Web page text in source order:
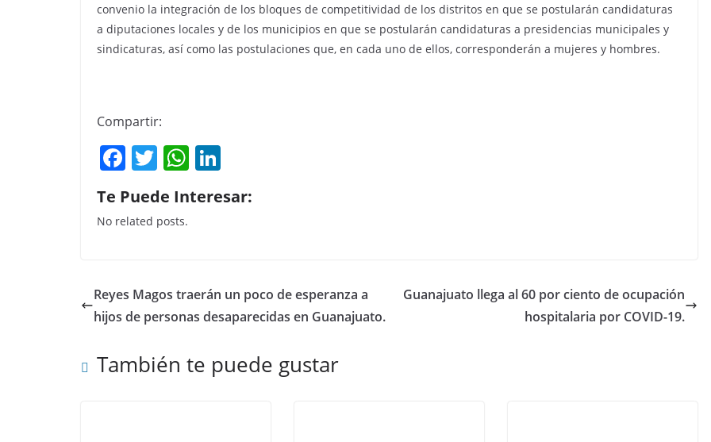
convenio la integración de los bloques de competitividad de los distritos en que se postularán candidaturas
a diputaciones locales y de los municipios en que se postularán candidaturas a presidencias municipales y
sindicaturas, así como las postulaciones que, en cada uno de ellos, corresponderán a mujeres y hombres.
Compartir:
F
a
c
e
o
o
T
w
itt
er
W
h
at
p
p
k
n
Te Puede Interesar:
No related posts.
Reyes Magos traerán un poco de esperanza a
hijos de personas desaparecidas en Guanajuato.
Guanajuato llega al 60 por ciento de ocupación
hospitalaria por COVID-19.
También te puede gustar